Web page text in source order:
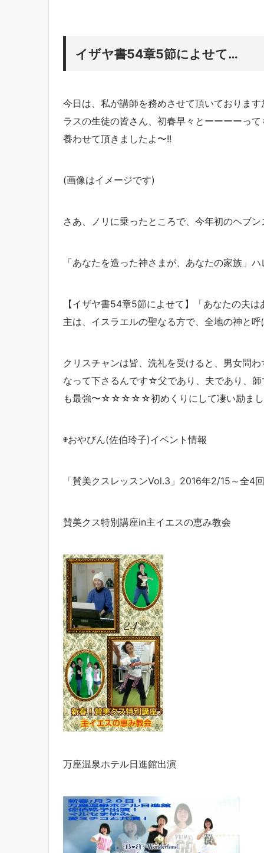
イザヤ書54章5節によせて…
今日は、私が講師を務めさせて頂いておりま
ラスの生徒の皆さん、初春早々とーーーーっ
養わせて頂きましたよ〜!!
(画像はイメージです)
さあ、ノリに乗ったところで、今年初のヘブ
「あなたを造った神さまが、あなたの家族」
【イザヤ書54章5節によせて】「あなたの夫は
主は、イスラエルの聖なる方で、全地の神と
クリスチャンは皆、洗礼を受けると、男女問
なって下さるんです☆父であり、夫であり、
も最強〜☆☆☆☆☆初めくりにして凄い励まし
◉おやびん(佐伯玲子)イベント情報
「賛美クスレッスンVol.3 」 2016年2/15 ～全4回
賛美クス特別講座in主イエスの恵み教会
万座温泉ホテル日進館出演